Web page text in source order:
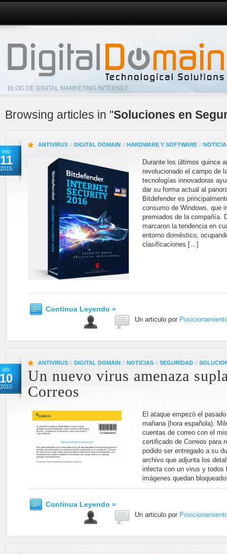
BLOG DE DIGITAL MARKETING INTERNET
Browsing articles in "Soluciones en
sep
11
2015
ANTIVIRUS // DIGITAL DOMAIN // HARDWARE Y SOFTWARE //
Durante los últimos quince
revolucionado el campo de
tecnologías innovadoras
dar su forma actual al
Bitdefender es
consumo de Windows, que
premiados de la compañía.
marcaron la tendencia en
entorno doméstico,
clasificaciones […]
Continua Leyendo »
Un articulo por
abr
10
2015
ANTIVIRUS // DIGITAL DOMAIN // NOTICIAS // SEGURIDAD //
Un nuevo virus amenaza
Correos
El ataque empezó el
mañana (hora española).
cuentas de correo con el
certificado de Correos para
podido ser entregado a su
archivo que adjunta los
infecta con un virus y todos
imágenes quedan
Continua Leyendo »
Un articulo por